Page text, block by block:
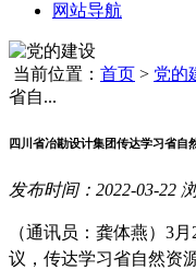
网站导航
当前位置： 首页 > 党的
省自...
四川省冶勘设计集团传达学习省自
发布时间：2022-03-22
（通讯员：龚体燕） 3月
议，传达学习省自然资